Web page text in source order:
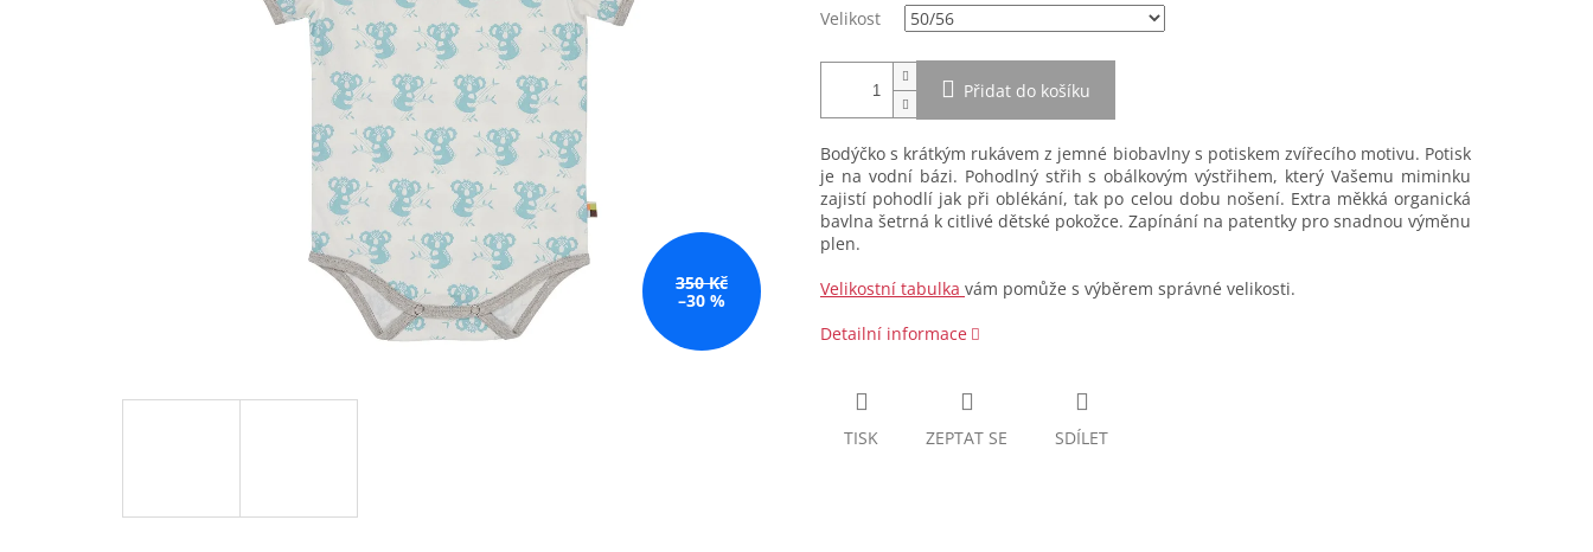
350 Kč
–30 %
Velikost
Přidat do košíku
Bodýčko s krátkým rukávem z jemné biobavlny s potiskem zvířecího motivu. Potisk
je na vodní bázi. Pohodlný střih s obálkovým výstřihem, který Vašemu miminku
zajistí pohodlí jak při oblékání, tak po celou dobu nošení. Extra měkká organická
bavlna šetrná k citlivé dětské pokožce. Zapínání na patentky pro snadnou výměnu
plen.
Velikostní tabulka vám pomůže s výběrem správné velikosti.
Detailní informace
TISK ZEPTAT SE SDÍLET